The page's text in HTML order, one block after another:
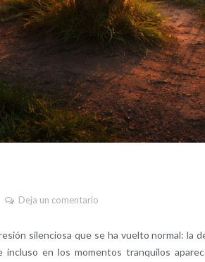
Deja un comentario
silenciosa que se ha vuelto normal: la
en los momentos tranquilos